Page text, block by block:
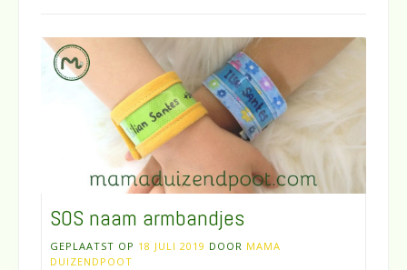
SOS naam armbandjes
GEPLAATST OP 18 JULI 2019 DOOR MAMA
DUIZENDPOOT